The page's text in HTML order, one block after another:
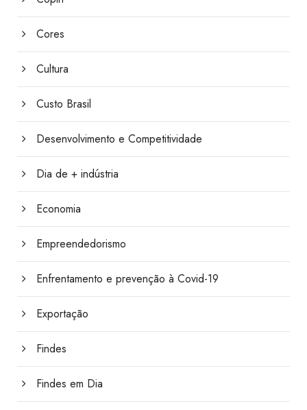
Cores
Cultura
Custo Brasil
Desenvolvimento e Competitividade
Dia de + indústria
Economia
Empreendedorismo
Enfrentamento e prevenção à Covid-19
Exportação
Findes
Findes em Dia